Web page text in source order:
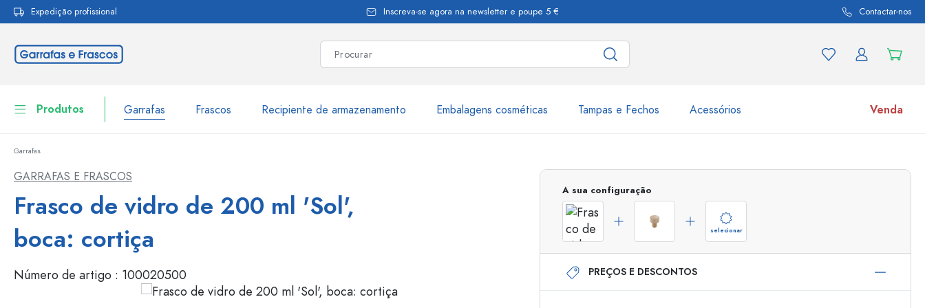
Saltar para a navegação principal
Expedição profissional Inscreva-se agora na newsletter e poupe 5 € Contactar-nos
Produtos Garrafas Frascos Recipiente de armazenamento Embalagens cosméticas Tampas e Fechos Acessórios Venda
Garrafas por marca
Garrafas com tampa mecânica
Frascos de pulverização
Dispensadores Airless
Frascos com roll-on
Frascos
Descubra agora
Compre agora
Garrafas
GARRAFAS E FRASCOS
Frasco de vidro de 200 ml 'Sol',
boca: cortiça
Número de artigo : 100020500
A sua configuração
selecionar
PREÇOS E DESCONTOS